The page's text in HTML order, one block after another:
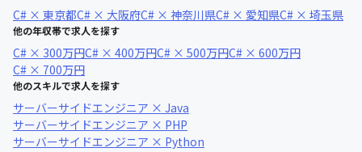
C# × 東京都C# × 大阪府C# × 神奈川県C# × 愛知県C# × 埼玉県
他の年収帯で求人を探す
C# × 300万円C# × 400万円C# × 500万円C# × 600万円
C# × 700万円
他のスキルで求人を探す
サーバーサイドエンジニア × Java
サーバーサイドエンジニア × PHP
サーバーサイドエンジニア × Python